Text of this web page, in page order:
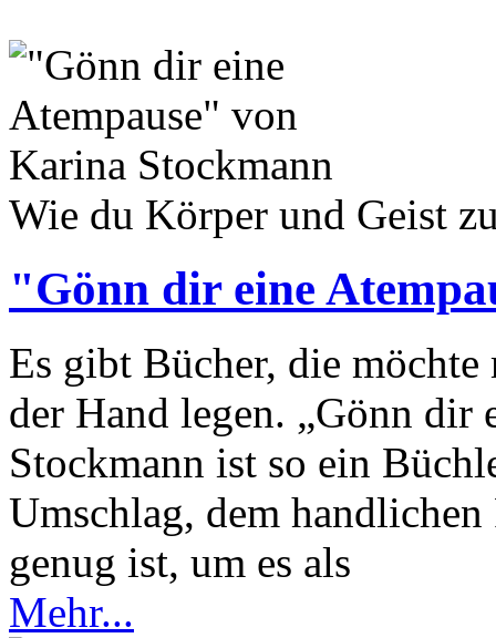
Wie du Körper und Geist
"Gönn dir eine
Es gibt Bücher, die
der Hand legen. „Gönn dir
Stockmann ist so ein
Umschlag, dem
genug ist, um es als
Mehr...